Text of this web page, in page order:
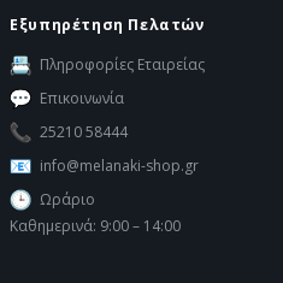
Εξυπηρέτηση Πελατών
Πληροφορίες Εταιρείας
Επικοινωνία
25210 58444
info@melanaki-shop.gr
Ωράριο
Καθημερινά: 9:00 – 14:00